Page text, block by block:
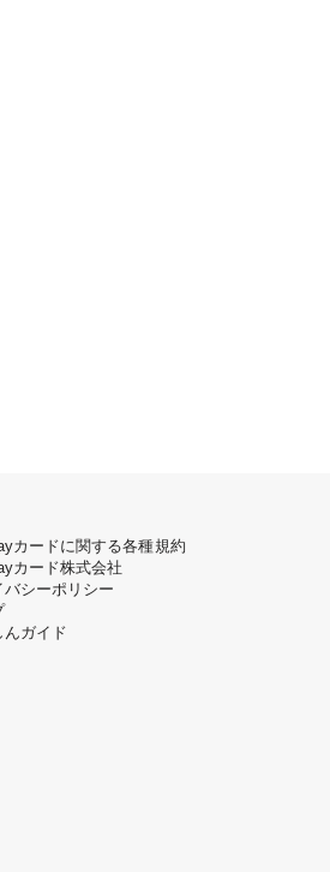
カードに関する各種規約
カード株式会社
バシーポリシー
んガイド